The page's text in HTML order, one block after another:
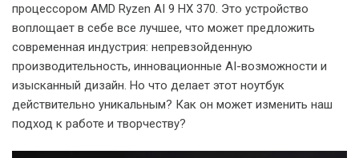
процессором AMD Ryzen AI 9 HX 370. Это устройство
воплощает в себе все лучшее, что может предложить
современная индустрия: непревзойденную
производительность, инновационные AI-возможности и
изысканный дизайн. Но что делает этот ноутбук
действительно уникальным? Как он может изменить наш
подход к работе и творчеству?